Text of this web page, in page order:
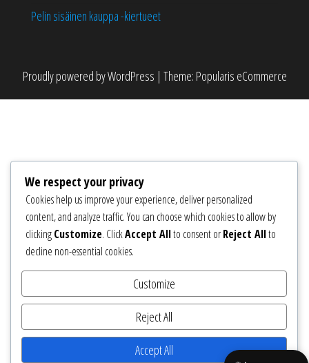
Pelin sisäinen kauppa -kiertueet
Proudly powered byWordPress | Theme: Popularis eCommerce
We respect your privacy
Cookies help us improve your experience, deliver personalized
content, and analyze traffic. You can choose which cookies to allow by
clickingCustomize. ClickAccept Allto consent orReject Allto
decline non-essential cookies.
Customize
Reject All
Accept All